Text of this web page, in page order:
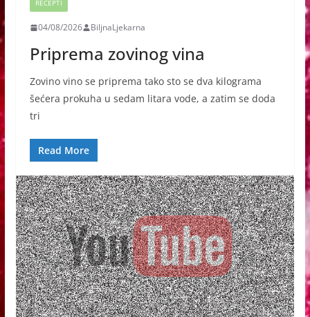
RECEPTI
04/08/2026 BiljnaLjekarna
Priprema zovinog vina
Zovino vino se priprema tako sto se dva kilograma
šećera prokuha u sedam litara vode, a zatim se doda
tri
Read More